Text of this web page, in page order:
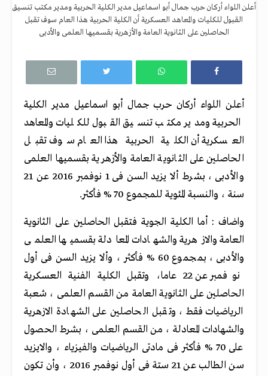
أعلن اللواء أركان حرب جمال أبو اسماعيل مدير الكلية الحربية ومدير مكتب تنسيق
القبول للكليات والمعاهد العسكرية أن الكلية الحربية هذا العام سوف تقبل
الحاصلين على الثانوية العامة والأزهرية بقسميها العلمى والأدبى
أعلن اللواء أركان حرب جمال أبو اسماعيل مدير الكلية
الحربية ومدير مكتب تنسيق القبول للكليات والمعاهد
العسكرية أن الكلية الحربية هذا العام سوف تقبل
الحاصلين على الثانوية العامة والأزهرية بقسميها العلمى
والأدبى ، بشرط ألا يزيد السن فى 1 نوفمبر 2016 عن 21
سنة ، والنسبة المئوية للمجموع 70 % فأكثر.
واضاف : أما الكلية الجوية فتقبل الحاصلين على الثانوية
العامة والازهرية والشهادات المعادلة بقسميها العلمى
والأدبى ، بمجموع 60 % فأكثر ، وألا يزيد السن فى أول
نوفمبر عن 22 عاما، وتقبل الكلية الفنية العسكرية
الحاصلين على الثانوية العامة من القسم العلمى ، شعبة
الرياضيات فقط ، وتقبل الحاصلين على الشهادة الازهرية
والشهادات المعادلة ، من القسم العلمى ، بشرط الحصول
على 70 % فأكثر فى مادتى الرياضيات والفيزياء ، والايزيد
سن الطالب عن 21 ستة فى أول نوفمبر 2016 ، وأن تكون